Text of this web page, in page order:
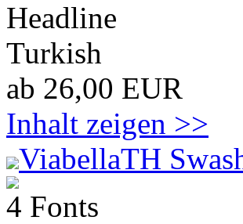
Headline
Turkish
ab 26,00 EUR
Inhalt zeigen >>
ViabellaTH
4 Fonts